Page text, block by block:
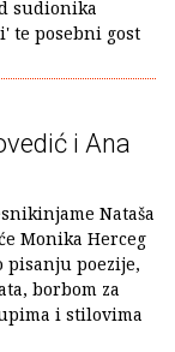
sudionika
te posebni gost
i Ana
Nataša
Monika Herceg
pisanju poezije,
borbom za
i stilovima